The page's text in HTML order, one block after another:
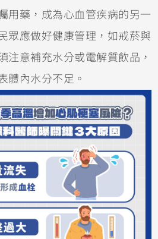
用藥，成為心血管疾病的另一
眾應做好健康管理，如戒菸與
注意補充水分或電解質飲品，
體內水分不足。